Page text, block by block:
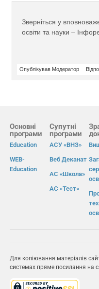
Зверніться у
освіти та науки –
Опублікував Модератор
Основні
програми
Education
WEB-
Education
Супутні
програми
АСУ «ВНЗ»
Веб Деканат
АС «Школа»
АС «Тест»
Для копіювання матеріалів
системах пряме посилання на